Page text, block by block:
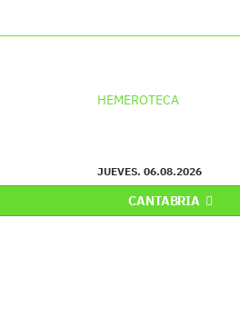
HEMEROTECA
JUEVES. 06.08.2026
CANTABRIA